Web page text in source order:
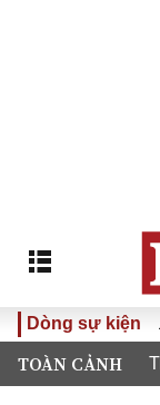
Dòng sự kiện
Đưa Nghị quyết
TOÀN CẢNH